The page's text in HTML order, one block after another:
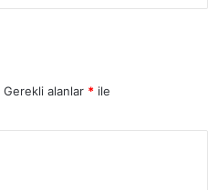
Gerekli alanlar * ile